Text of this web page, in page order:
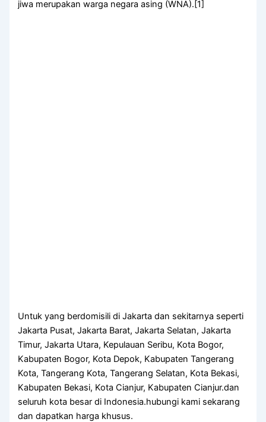
jiwa merupakan warga negara asing (WNA).[1]
Untuk yang berdomisili di Jakarta dan sekitarnya seperti
Jakarta Pusat, Jakarta Barat, Jakarta Selatan, Jakarta
Timur, Jakarta Utara, Kepulauan Seribu, Kota Bogor,
Kabupaten Bogor, Kota Depok, Kabupaten Tangerang
Kota, Tangerang Kota, Tangerang Selatan, Kota Bekasi,
Kabupaten Bekasi, Kota Cianjur, Kabupaten Cianjur.dan
seluruh kota besar di Indonesia.hubungi kami sekarang
dan dapatkan harga khusus.